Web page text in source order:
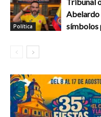
Política
Abelardo
símbolos